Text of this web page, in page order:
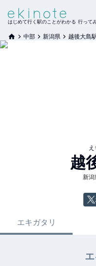
はじめて行く駅のことがわかる 行って
中部 新潟県 越後大島
越
新潟
エキガタリ